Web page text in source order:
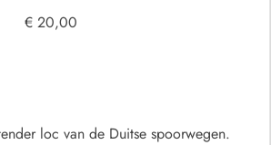
€ 20,00
loc van de Duitse spoorwegen.